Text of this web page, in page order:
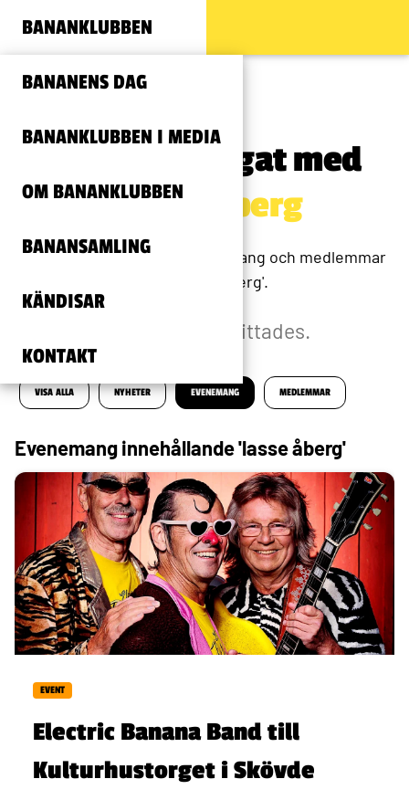
BANANKLUBBEN
BANANENS DAG
BANANKLUBBEN I MEDIA
OM BANANKLUBBEN
BANANSAMLING
KÄNDISAR
KONTAKT
Innehåll taggat med
#lasse åberg
Arkivsida för nyheter, evenemang och medlemmar
med 'lasse åberg'.
18 evenemang hittades.
VISA ALLA NYHETER EVENEMANG MEDLEMMAR
Evenemang innehållande 'lasse åberg'
EVENT
Electric Banana Band till
Kulturhustorget i Skövde